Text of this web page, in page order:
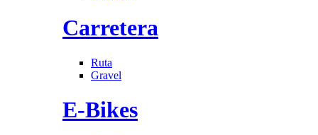
Carretera
Ruta
Gravel
E-Bikes